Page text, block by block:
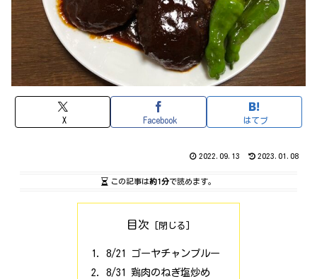
X Facebook はてブ
2022.09.13 2023.01.08
この記事は約1分で読めます。
目次
8/21 ゴーヤチャンプルー
8/31 鶏肉のねぎ塩炒め